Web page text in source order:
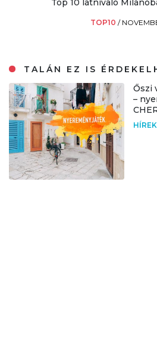
Top 10 látnivaló
TOP10 /
TALÁN EZ IS
Őszi
–
HÍREK